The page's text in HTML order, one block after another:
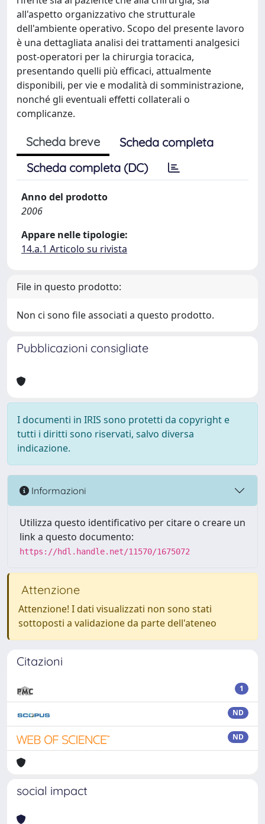
all'aspetto organizzativo che strutturale
dell'ambiente operativo. Scopo del presente lavoro
è una dettagliata analisi dei trattamenti analgesici
post-operatori per la chirurgia toracica,
presentando quelli più efficaci, attualmente
disponibili, per vie e modalità di somministrazione,
nonché gli eventuali effetti collaterali o
complicanze.
Scheda breve
Scheda completa
Scheda completa (DC)
Anno del prodotto
2006
Appare nelle tipologie:
14.a.1 Articolo su rivista
File in questo prodotto:
Non ci sono file associati a questo prodotto.
Pubblicazioni consigliate
I documenti in IRIS sono protetti da copyright e
tutti i diritti sono riservati, salvo diversa
indicazione.
Informazioni
Utilizza questo identificativo per citare o creare un
link a questo documento:
https://hdl.handle.net/11570/1675072
Attenzione
Attenzione! I dati visualizzati non sono stati
sottoposti a validazione da parte dell'ateneo
Citazioni
1
ND
ND
social impact